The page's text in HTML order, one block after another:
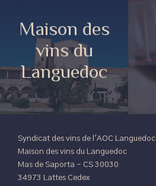
Maison des
vins du
Languedoc
Syndicat des vins de l'AOC Languedoc
Maison des vins du Languedoc
Mas de Saporta - CS 30030
34973 Lattes Cedex